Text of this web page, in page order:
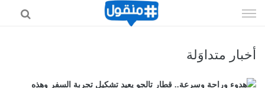
الى
أخبار متداوَلة